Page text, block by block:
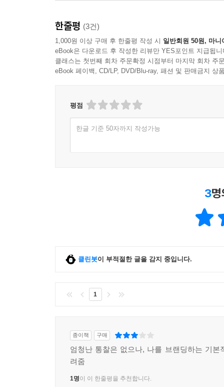
한줄평 (3건)
1,000원 이상 구매 후 한줄평 작성 시 일반회원 50원, 마니
eBook은 다운로드 후 작성한 리뷰만 YES포인트 지급됩니
클래스는 첫번째 회차 주문확정 시점부터 마지막 회차 주
eBook 페이백, CD/LP, DVD/Blu-ray, 패션 및 판매금지 상
평점
한글 기준 50자까지 작성가능
3
클린봇이 부적절한 글을 감지 중입니다.
1
종이책 구매
엄청난 통찰은 없으나, 나를 브랜딩하는 기본
려줌
1명이 이 한줄평을 추천합니다.